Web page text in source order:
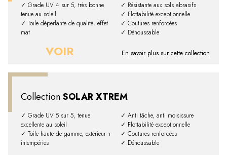
✓ Grade UV 4 sur 5, très bonne
tenue au soleil
✓ Toile déperlante de qualité, effet
mat
✓ Résistante aux sols abrasifs
✓ Flottabilité exceptionnelle
✓ Coutures renforcées
✓ Déhoussable
VOIR En savoir plus sur cette collection
CollectionSOLAR XTREM
✓ Grade UV 5 sur 5, tenue
excellente au soleil
✓ Toile haute de gamme, extérieur +
intempéries
✓ Anti tâche, anti moisissure
✓ Flottabilité exceptionnelle
✓ Coutures renforcées
✓ Déhoussable